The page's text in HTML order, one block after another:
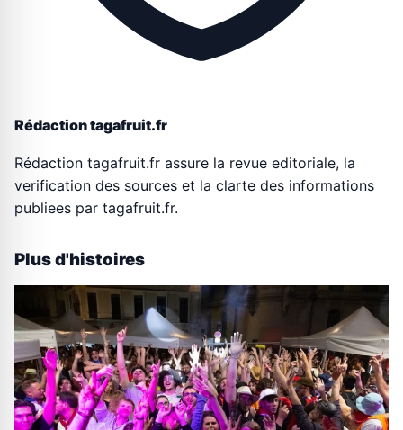
Rédaction tagafruit.fr
Rédaction tagafruit.fr assure la revue editoriale, la
verification des sources et la clarte des informations
publiees par tagafruit.fr.
Plus d'histoires